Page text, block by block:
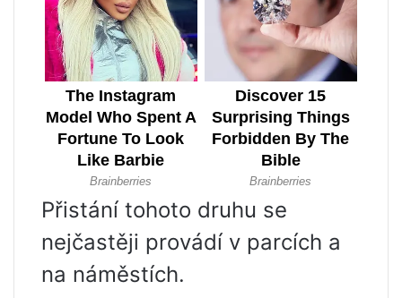
Přistání tohoto druhu se
nejčastěji provádí v parcích a
na náměstích.